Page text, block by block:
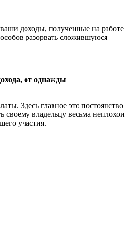
доходы, полученные на работе
разорвать сложившуюся
от однажды
Здесь главное это постоянство
владельцу весьма неплохой
участия.